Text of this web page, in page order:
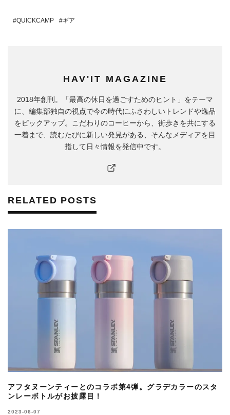
QUICKCAMP ギア
HAV'IT MAGAZINE
2018年創刊。「最高の休日を過ごすためのヒント」をテーマ
に、編集部独自の視点で今の時代にふさわしいトレンドや逸品
をピックアップ。こだわりのコーヒーから、街歩きを共にする
一着まで、読むたびに新しい発見がある、そんなメディアを目
指して日々情報を発信中です。
RELATED POSTS
アフタヌーンティーとのコラボ第4弾。グラデカラーのスタ
ンレーボトルがお披露目！
2023-06-07